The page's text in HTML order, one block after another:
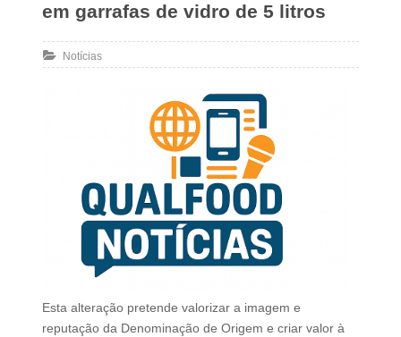
em garrafas de vidro de 5 litros
Notícias
Esta alteração pretende valorizar a imagem e
reputação da Denominação de Origem e criar valor à